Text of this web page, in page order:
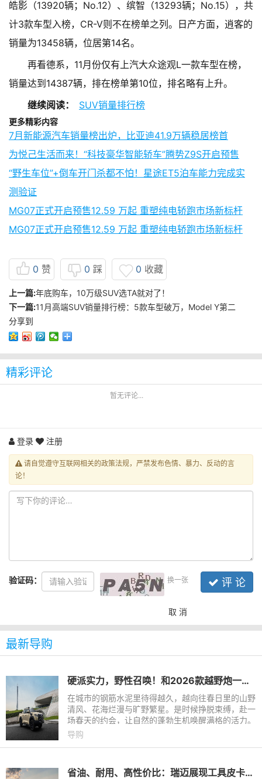
皓影（13920辆；No.12）、缤智（13293辆；No.15），共
计3款车型入榜，CR-V则不在榜单之列。日产方面，逍客的
销量为13458辆，位居第14名。
再看德系，11月份仅有上汽大众途观L一款车型在榜，
销量达到14387辆，排在榜单第10位，排名略有上升。
继续阅读：
SUV销量排行榜
更多精彩内容
7月新能源汽车销量榜出炉，比亚迪41.9万辆稳居榜首
为悦己生活而来！“科技豪华智能轿车”腾势Z9S开启预售
“野生车位”+倒车开门杀都不怕！星途ET5泊车能力完成实
测验证
MG07正式开启预售12.59 万起 重塑纯电轿跑市场新标杆
MG07正式开启预售12.59 万起 重塑纯电轿跑市场新标杆
0 赞 0 踩 0 收藏
上一篇:年底购车，10万级SUV选TA就对了！
下一篇:11月高端SUV销量排行榜：5款车型破万，Model Y第二
分享到
精彩评论
暂无评论...
登录 注册
请自觉遵守互联网相关的政策法规，严禁发布色情、暴力、反动的言
论！
验证码： 换一张 评 论
取 消
最新导购
硬派实力，野性召唤！和2026款越野炮一起探寻春日盛景
在城市的钢筋水泥里待得越久，越向往春日里的山野
清风、花海烂漫与旷野繁星。是时候挣脱束缚，赴一
场春天的约会，让自然的蓬勃生机唤醒满格的活力。
而一段完美的踏青之旅，少不了一辆既硬核又懂你的
导购
省油、耐用、高性价比：瑞迈展现工具皮卡硬实力